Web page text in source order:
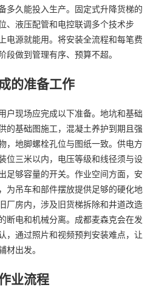
多久能投入生产。固定式升降货梯的
、液压配管和电控联调多个技术步
电源就能用。将安装全流程和每笔费
做到管理有序、预算不超。
的准备工作
户现场应完成以下准备。地坑和基础
的基础图施工，混凝土养护到期且强
，地脚螺栓孔位与图纸一致。供电方
位三米以内，电压等级和线径须与设
足够容量的开关。作业空间方面，安
为吊车和部件摆放提供足够的硬化地
厂房内，涉及旧货梯拆除和井道改造
断电和机械分离。成都麦森克会在发
，通过照片和视频预判安装难点，让
材出发。
业流程